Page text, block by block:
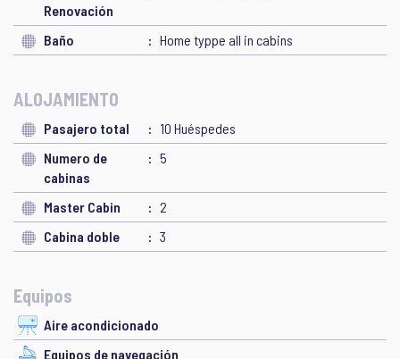
Renovación
Baño Home typpe all in cabins
ALOJAMIENTO
Pasajero total
10 Huéspedes
Numero de
cabinas
5
Master Cabin
2
Cabina doble
3
Equipos
Aire acondicionado
Equipos de navegación